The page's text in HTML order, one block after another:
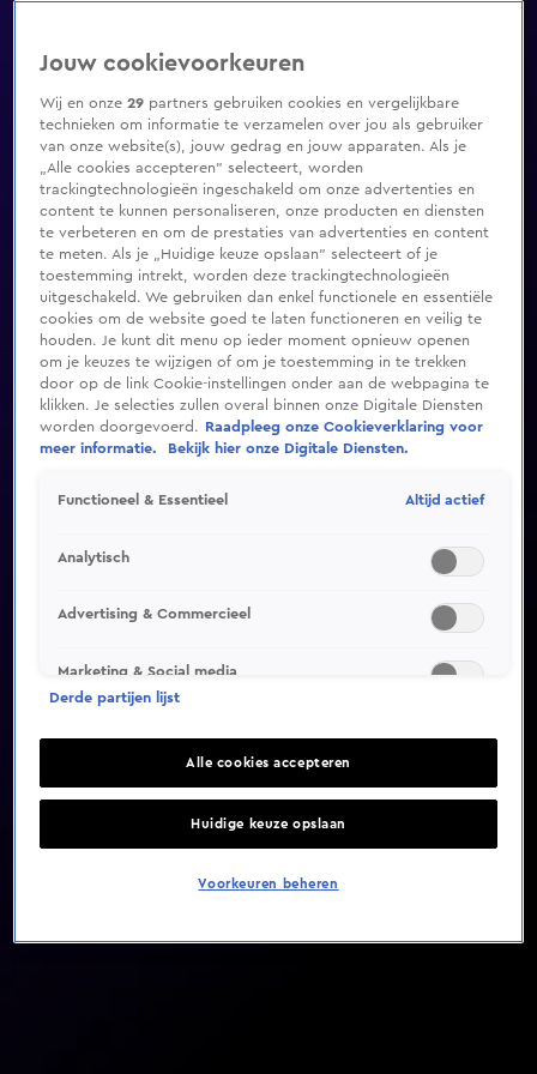
Video helaas niet gevonden
Jouw cookievoorkeuren
Wij en onze29 partners gebruiken cookies en vergelijkbare
technieken om informatie te verzamelen over jou als gebruiker
van onze website(s), jouw gedrag en jouw apparaten. Als je
„Alle cookies accepteren” selecteert, worden
trackingtechnologieën ingeschakeld om onze advertenties en
content te kunnen personaliseren, onze producten en diensten
te verbeteren en om de prestaties van advertenties en content
te meten. Als je „Huidige keuze opslaan” selecteert of je
toestemming intrekt, worden deze trackingtechnologieën
uitgeschakeld. We gebruiken dan enkel functionele en essentiële
cookies om de website goed te laten functioneren en veilig te
houden. Je kunt dit menu op ieder moment opnieuw openen
om je keuzes te wijzigen of om je toestemming in te trekken
door op de link Cookie-instellingen onder aan de webpagina te
klikken. Je selecties zullen overal binnen onze Digitale Diensten
worden doorgevoerd.
Raadpleeg onze Cookieverklaring voor
meer informatie.
Bekijk hier onze Digitale Diensten.
Functioneel & Essentieel Altijd actief
Analytisch
Advertising & Commercieel
Marketing & Social media
Derde partijen lijst
Alle cookies accepteren
Huidige keuze opslaan
Voorkeuren beheren